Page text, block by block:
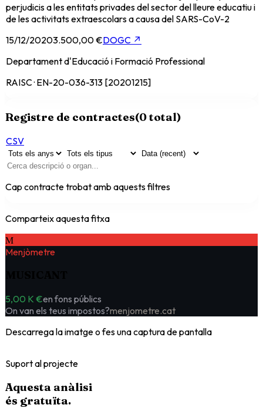
perjudicis a les entitats privades del sector del lleure educatiu i
de les activitats extraescolars a causa del SARS-CoV-2
15/12/20203.500,00 €DOGC ↗
Departament d'Educació i Formació Professional
RAISC · EN-20-036-313 [20201215]
Registre de contractes(0total)
CSV
Cap contracte trobat amb aquests filtres
Comparteix aquesta fitxa
M
Menjòmetre
5,00 K €en fons públics
On van els teus impostos?menjometre.cat
Descarrega la imatge o fes una captura de pantalla
Suport al projecte
Aquesta anàlisi
és gratuïta.